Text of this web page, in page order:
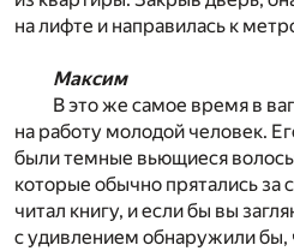
на лифте и направилась к
Максим
В это же самое время в
на работу молодой человек.
были темные вьющиеся волосы
которые обычно прятались за
читал книгу, и если бы вы
с удивлением обнаружили бы,